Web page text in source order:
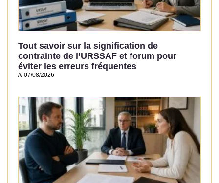
Tout savoir sur la signification de
contrainte de l’URSSAF et forum pour
éviter les erreurs fréquentes
07/08/2026